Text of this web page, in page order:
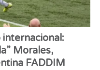
Morales,
FADDIM